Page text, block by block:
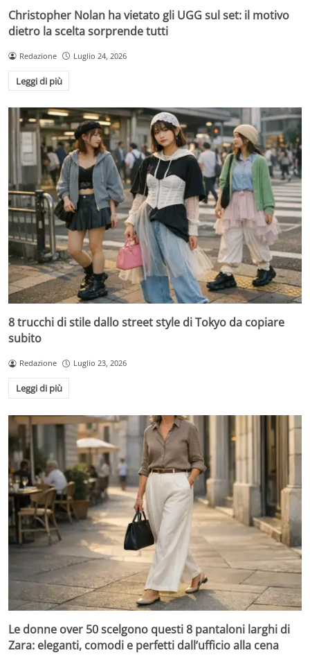
Christopher Nolan ha vietato gli UGG sul set: il motivo
dietro la scelta sorprende tutti
Redazione Luglio 24, 2026
Leggi di più
8 trucchi di stile dallo street style di Tokyo da copiare
subito
Redazione Luglio 23, 2026
Leggi di più
Le donne over 50 scelgono questi 8 pantaloni larghi di
Zara: eleganti, comodi e perfetti dall’ufficio alla cena